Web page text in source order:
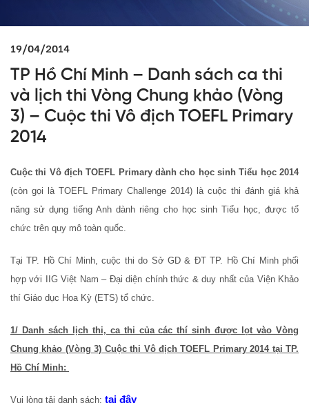
19/04/2014
TP Hồ Chí Minh – Danh sách ca thi
và lịch thi Vòng Chung khảo (Vòng
3) – Cuộc thi Vô địch TOEFL Primary
2014
Cuộc thi Vô địch TOEFL Primary dành cho học sinh Tiểu học 2014
(còn gọi là TOEFL Primary Challenge 2014) là cuộc thi đánh giá khả
năng sử dụng tiếng Anh dành riêng cho học sinh Tiểu học, được tổ
chức trên quy mô toàn quốc.
Tại TP. Hồ Chí Minh, cuộc thi do Sở GD & ĐT TP. Hồ Chí Minh phối
hợp với IIG Việt Nam – Đại diện chính thức & duy nhất của Viện Khảo
thí Giáo dục Hoa Kỳ (ETS) tổ chức.
1/ Danh sách lịch thi, ca thi của các thí sinh được lọt vào Vòng
Chung khảo (Vòng 3) Cuộc thi Vô địch TOEFL Primary 2014 tại TP.
Hồ Chí Minh:
Vui lòng tải danh sách: tại đây